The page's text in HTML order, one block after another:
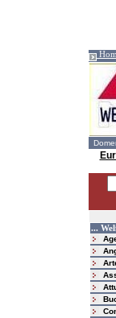
...